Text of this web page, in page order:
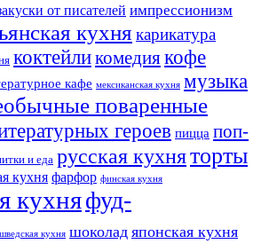
от писателей импрессионизм
кухня карикатура
коктейликомедиякофе
кафе мексиканская кухня музыка
поваренные
героев пицца поп-
и еда русская кухняторты
кухня фарфор финская кухня
кухняфуд-
шведская кухня шоколад японская кухня